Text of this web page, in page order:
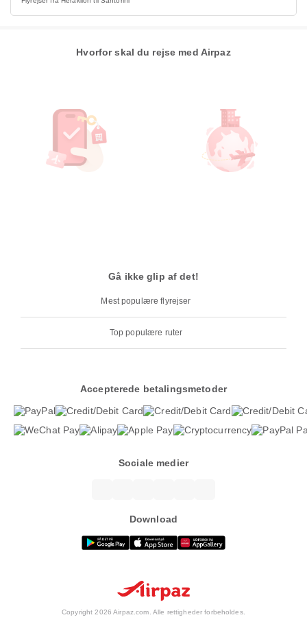
Hvorfor skal du rejse med Airpaz
Gå ikke glip af det!
Mest populære flyrejser
Top populære ruter
Accepterede betalingsmetoder
Sociale medier
Download
Copyright 2026 Airpaz.com. Alle rettigheder forbeholdes.